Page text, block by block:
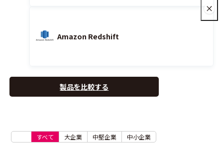
Amazon Redshift
製品を比較する
すべて 大企業 中堅企業 中小企業